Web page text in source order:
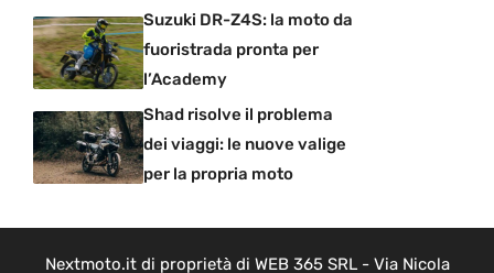
Suzuki DR-Z4S: la moto da
fuoristrada pronta per
l’Academy
Shad risolve il problema
dei viaggi: le nuove valige
per la propria moto
Nextmoto.it di proprietà di WEB 365 SRL - Via Nicola